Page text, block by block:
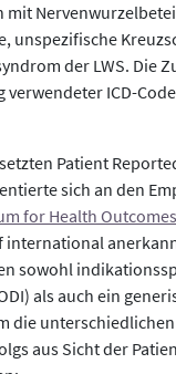
mit
unspezifische
der LWS. Die
ICD-
Patient
sich an den
for Health
international
sowohl
als auch ein
die
aus Sicht der